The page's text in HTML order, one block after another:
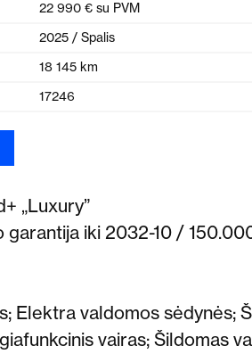
22 990 € su PVM
2025 / Spalis
18 145 km
17246
„Luxury”
garantija iki 2032-10 /
Elektra valdomos sėdynės;
vairas; Šildomas